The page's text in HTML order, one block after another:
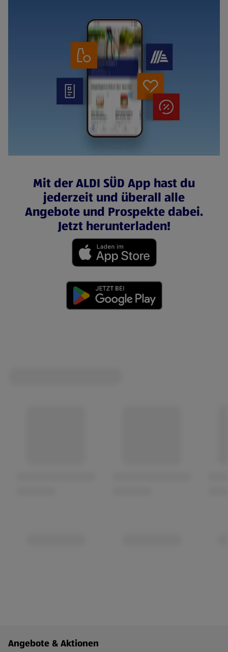
Mit der ALDI SÜD App hast du
jederzeit und überall alle
Angebote und Prospekte dabei.
Jetzt herunterladen!
Fußzeilenmenü - weitere Links
Angebote & Aktionen